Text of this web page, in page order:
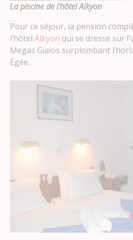
La piscine de l’hôtel Alkyon
Pour ce séjour, la pension
l’hôtel Alkyon qui se dresse sur
Megas Gialos surplombant
Égée.